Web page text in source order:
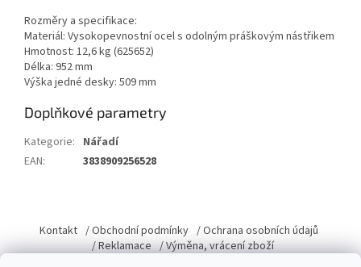
Rozměry a specifikace:
Materiál: Vysokopevnostní ocel s odolným práškovým nástřikem
Hmotnost: 12,6 kg (625652)
Délka: 952 mm
Výška jedné desky: 509 mm
Doplňkové parametry
Kategorie: Nářadí
EAN: 3838909256528
p
a
Kontakt / Obchodní podmínky / Ochrana osobních údajů
/ Reklamace / Výměna, vrácení zboží